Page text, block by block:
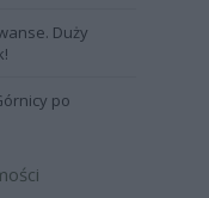
Duży
po